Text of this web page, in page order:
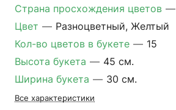
Страна просхождения цветов —
Цвет — Разноцветный, Желтый
Кол-во цветов в букете — 15
Высота букета — 45 см.
Ширина букета — 30 см.
Все характеристики